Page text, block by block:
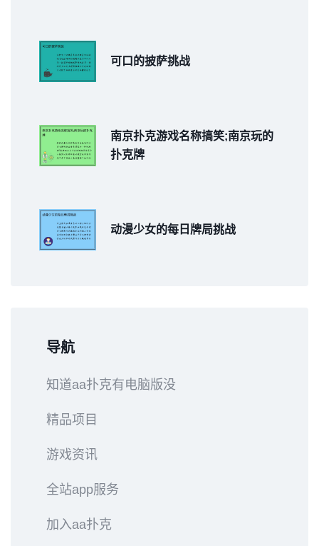
可口的披萨挑战
南京扑克游戏名称搞笑;南京玩的
扑克牌
动漫少女的每日牌局挑战
导航
知道aa扑克有电脑版没
精品项目
游戏资讯
全站app服务
加入aa扑克